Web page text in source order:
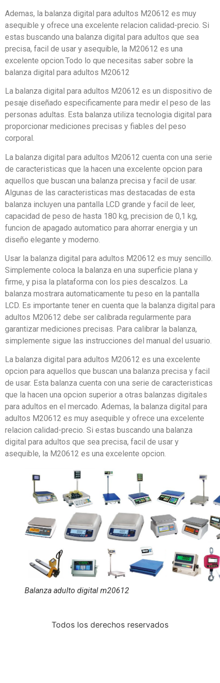
Ademas, la balanza digital para adultos M20612 es muy
asequible y ofrece una excelente relacion calidad-precio. Si
estas buscando una balanza digital para adultos que sea
precisa, facil de usar y asequible, la M20612 es una
excelente opcion.Todo lo que necesitas saber sobre la
balanza digital para adultos M20612
La balanza digital para adultos M20612 es un dispositivo de
pesaje diseñado especificamente para medir el peso de las
personas adultas. Esta balanza utiliza tecnologia digital para
proporcionar mediciones precisas y fiables del peso
corporal.
La balanza digital para adultos M20612 cuenta con una serie
de caracteristicas que la hacen una excelente opcion para
aquellos que buscan una balanza precisa y facil de usar.
Algunas de las caracteristicas mas destacadas de esta
balanza incluyen una pantalla LCD grande y facil de leer,
capacidad de peso de hasta 180 kg, precision de 0,1 kg,
funcion de apagado automatico para ahorrar energia y un
diseño elegante y moderno.
Usar la balanza digital para adultos M20612 es muy sencillo.
Simplemente coloca la balanza en una superficie plana y
firme, y pisa la plataforma con los pies descalzos. La
balanza mostrara automaticamente tu peso en la pantalla
LCD. Es importante tener en cuenta que la balanza digital para
adultos M20612 debe ser calibrada regularmente para
garantizar mediciones precisas. Para calibrar la balanza,
simplemente sigue las instrucciones del manual del usuario.
La balanza digital para adultos M20612 es una excelente
opcion para aquellos que buscan una balanza precisa y facil
de usar. Esta balanza cuenta con una serie de caracteristicas
que la hacen una opcion superior a otras balanzas digitales
para adultos en el mercado. Ademas, la balanza digital para
adultos M20612 es muy asequible y ofrece una excelente
relacion calidad-precio. Si estas buscando una balanza
digital para adultos que sea precisa, facil de usar y
asequible, la M20612 es una excelente opcion.
Balanza adulto digital m20612
Todos los derechos reservados